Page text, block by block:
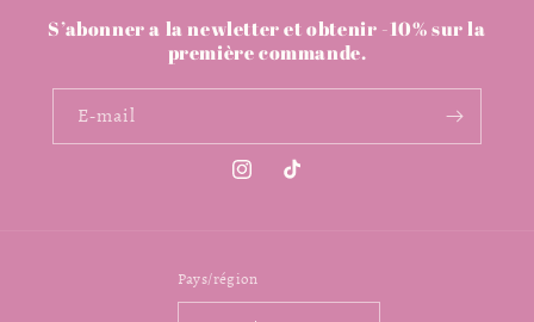
S’abonner a la newletter et obtenir -10% sur la
première commande.
E-mail
InstagramTikTok
Pays/région